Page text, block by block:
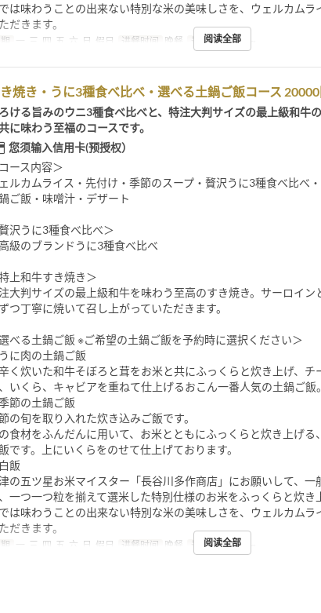
は味わうことの出来ない特別な米の美味しさを、ウェルカムラ
だきます。
一, 三, 四, 五, 六, 日, 假日 进餐时间 晚餐 最大下单数
阅读全部
焼き・うに3種食べ比べ・選べる土鍋ご飯コース
ける旨みのウニ3種食べ比べと、特注大判サイズの最上級和牛
に味わう至福のコースです。
您须输入信用卡(预授权）
ース内容＞
ルカムライス・先付け・季節のスープ・贅沢うに3種食べ比べ
ご飯・味噌汁・デザート
沢うに3種食べ比べ＞
級のブランドうに3種食べ比べ
上和牛すき焼き＞
大判サイズの最上級和牛を味わう至高のすき焼き。サーロイン
つ丁寧に焼いて召し上がっていただきます。
べる土鍋ご飯 ※ご希望の土鍋ご飯を予約時に選択ください＞
に肉の土鍋ご飯
く炊いた和牛そぼろと茸をお米と共にふっくらと炊き上げ、チ
いくら、キャビアを重ねて仕上げるおこん一番人気の土鍋ご飯。
節の土鍋ご飯
の旬を取り入れた炊き込みご飯です。
食材をふんだんに用いて、お米とともにふっくらと炊き上げる
です。上にいくらをのせて仕上げております。
飯
の五ツ星お米マイスター「長谷川多作商店」にお願いして、一
一つ一つ粒を揃えて選米した特別仕様のお米をふっくらと炊き
は味わうことの出来ない特別な米の美味しさを、ウェルカムラ
だきます。
一, 三, 四, 五, 六, 日, 假日 进餐时间 晚餐 最大下单数
阅读全部